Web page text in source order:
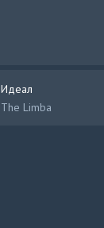
Идеал
The Limba